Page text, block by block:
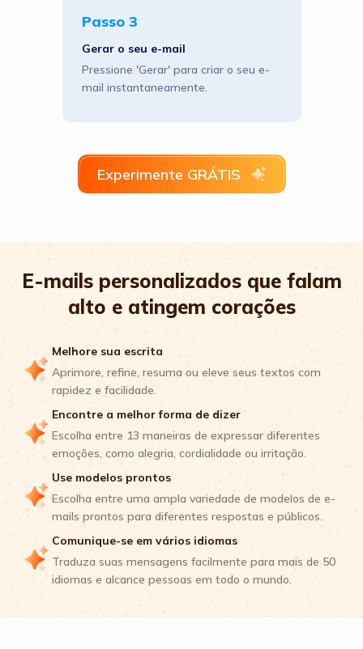
Passo 3
Gerar o seu e-mail
Pressione 'Gerar' para criar o seu e-
mail instantaneamente.
Experimente GRÁTIS
E-mails personalizados que falam
alto e atingem corações
Melhore sua escrita
Aprimore, refine, resuma ou eleve seus textos com
rapidez e facilidade.
Encontre a melhor forma de dizer
Escolha entre 13 maneiras de expressar diferentes
emoções, como alegria, cordialidade ou irritação.
Use modelos prontos
Escolha entre uma ampla variedade de modelos de e-
mails prontos para diferentes respostas e públicos.
Comunique-se em vários idiomas
Traduza suas mensagens facilmente para mais de 50
idiomas e alcance pessoas em todo o mundo.